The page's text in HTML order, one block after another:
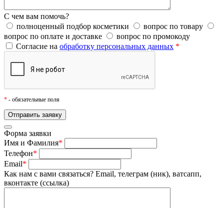
С чем вам помочь?
полноценный подбор косметики
вопрос по товару
вопрос по оплате и доставке
вопрос по промокоду
Согласие на обработку персональных данных *
* - обязательные поля
Форма заявки
Имя и Фамилия*
Телефон*
Email*
Как нам с вами связаться? Email, телеграм (ник), ватсапп,
вконтакте (ссылка)